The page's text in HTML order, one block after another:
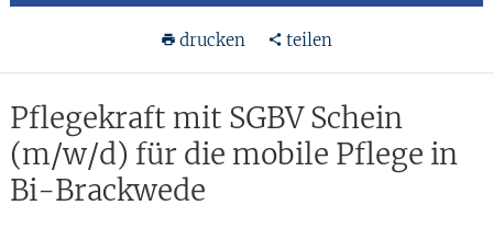
drucken teilen
Pflegekraft mit SGBV Schein
(m/w/d) für die mobile Pflege in
Bi-Brackwede